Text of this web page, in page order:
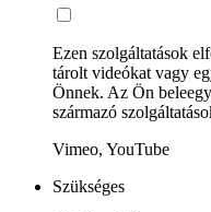
Ezen szolgáltatások
tárolt videókat vagy
Önnek. Az Ön
származó
Vimeo, YouTube
Szükséges